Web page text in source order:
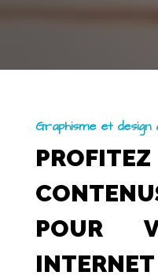
Graphisme et design
POUR